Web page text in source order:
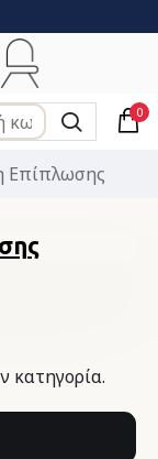
0
Επίπλωσης
κατηγορία.